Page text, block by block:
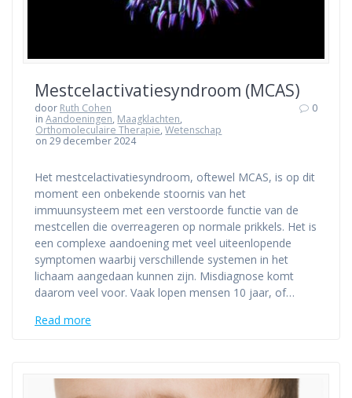
Mestcelactivatiesyndroom (MCAS)
door Ruth Cohen
inAandoeningen, Maagklachten,
Orthomoleculaire Therapie,Wetenschap
on 29 december 2024
0
Het mestcelactivatiesyndroom, oftewel MCAS, is op dit
moment een onbekende stoornis van het
immuunsysteem met een verstoorde functie van de
mestcellen die overreageren op normale prikkels. Het is
een complexe aandoening met veel uiteenlopende
symptomen waarbij verschillende systemen in het
lichaam aangedaan kunnen zijn. Misdiagnose komt
daarom veel voor. Vaak lopen mensen 10 jaar, of…
Read more